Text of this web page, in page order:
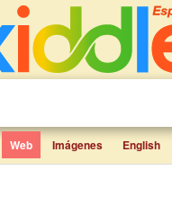
Web Imágenes English